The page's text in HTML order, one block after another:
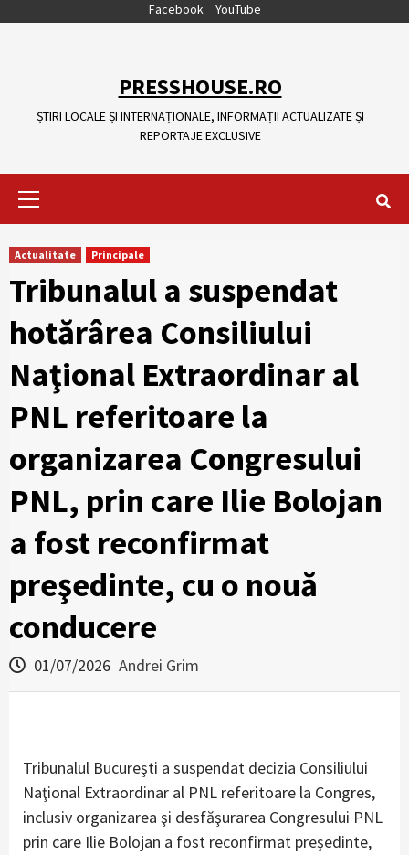
Facebook YouTube
PRESSHOUSE.RO
ȘTIRI LOCALE ȘI INTERNAȚIONALE, INFORMAȚII ACTUALIZATE ȘI
REPORTAJE EXCLUSIVE
Actualitate Principale
Tribunalul a suspendat
hotărârea Consiliului
Naţional Extraordinar al
PNL referitoare la
organizarea Congresului
PNL, prin care Ilie Bolojan
a fost reconfirmat
preşedinte, cu o nouă
conducere
01/07/2026 Andrei Grim
Tribunalul Bucureşti a suspendat decizia Consiliului
Naţional Extraordinar al PNL referitoare la Congres,
inclusiv organizarea şi desfăşurarea Congresului PNL
prin care Ilie Bolojan a fost reconfirmat preşedinte,